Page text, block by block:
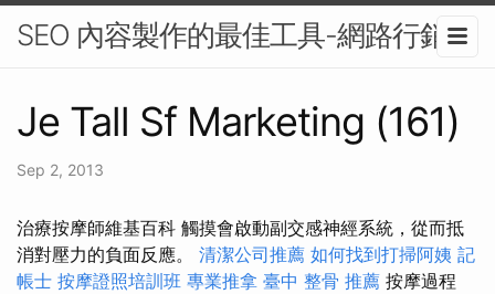
SEO 內容製作的最佳工具-網路行銷
Je Tall Sf Marketing (161)
Sep 2, 2013
治療按摩師維基百科 觸摸會啟動副交感神經系統，從而抵
消對壓力的負面反應。 清潔公司推薦 如何找到打掃阿姨 記
帳士 按摩證照培訓班 專業推拿 臺中 整骨 推薦 按摩過程